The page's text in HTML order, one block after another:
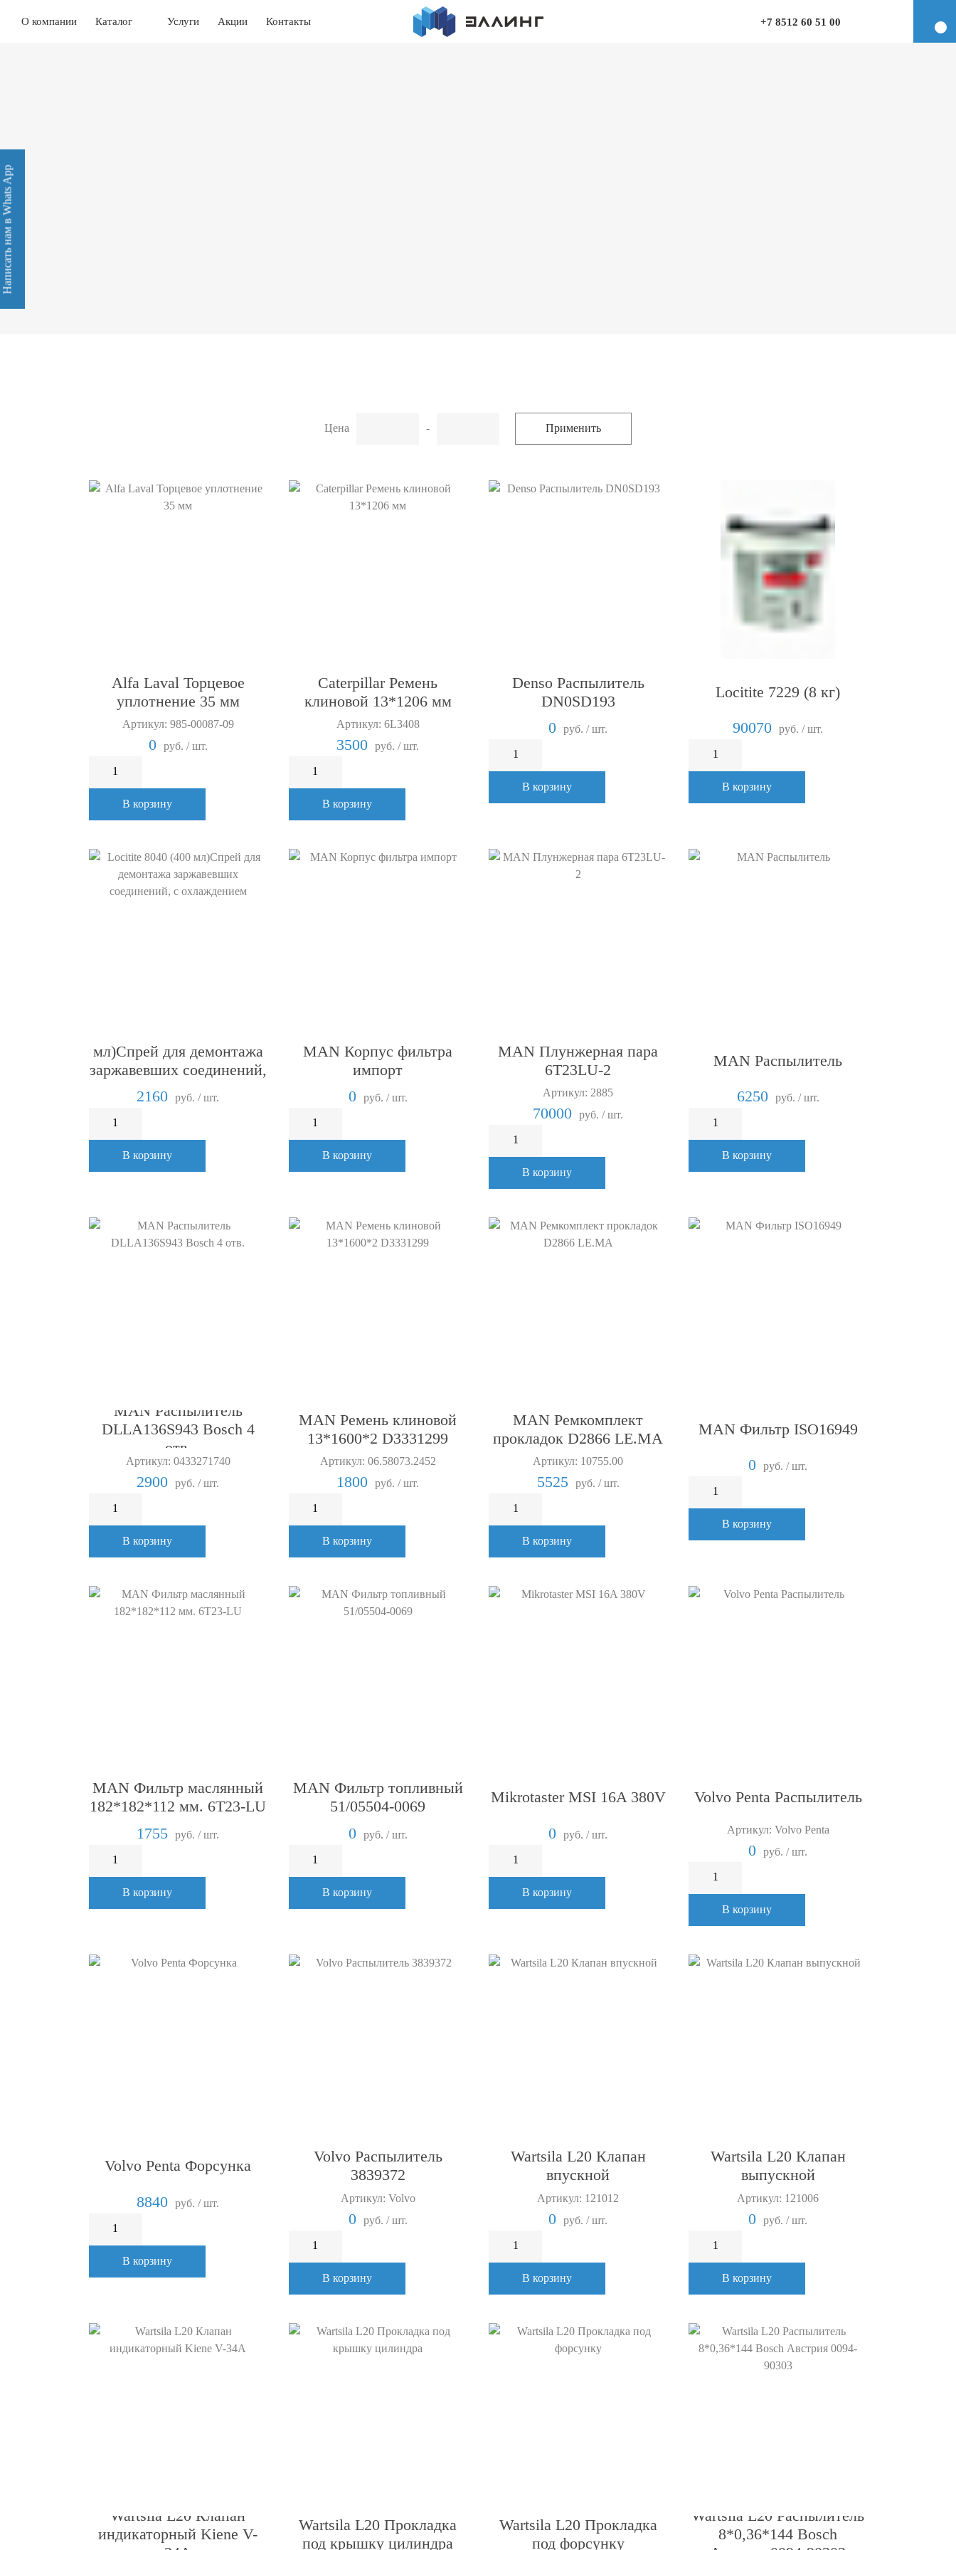
О компании Каталог Услуги Акции Контакты +7 8512 60 51 00
Цена - Применить
Alfa Laval Торцевое
уплотнение 35 мм
Артикул: 985-00087-09
0 руб. / шт.
В корзину
Caterpillar Ремень
клиновой 13*1206 мм
Артикул: 6L3408
3500 руб. / шт.
В корзину
Denso Распылитель
DN0SD193
0 руб. / шт.
В корзину
Locitite 7229 (8 кг)
90070 руб. / шт.
В корзину
мл)Спрей для демонтажа
заржавевших соединений,
с охлаждением
2160 руб. / шт.
В корзину
MAN Корпус фильтра
импорт
0 руб. / шт.
В корзину
MAN Плунжерная пара
6T23LU-2
Артикул: 2885
70000 руб. / шт.
В корзину
MAN Распылитель
6250 руб. / шт.
В корзину
MAN Распылитель
DLLA136S943 Bosch 4
отв.
Артикул: 0433271740
2900 руб. / шт.
В корзину
MAN Ремень клиновой
13*1600*2 D3331299
Артикул: 06.58073.2452
1800 руб. / шт.
В корзину
MAN Ремкомплект
прокладок D2866 LE.MA
Артикул: 10755.00
5525 руб. / шт.
В корзину
MAN Фильтр ISO16949
0 руб. / шт.
В корзину
MAN Фильтр маслянный
182*182*112 мм. 6T23-LU
1755
руб. / шт.
В корзину
MAN Фильтр топливный
51/05504-0069
0 руб. / шт.
В корзину
Mikrotaster MSI 16A 380V
0 руб. / шт.
В корзину
Volvo Penta Распылитель
Артикул: Volvo Penta
0 руб. / шт.
В корзину
Volvo Penta Форсунка
8840 руб. / шт.
В корзину
Volvo Распылитель
3839372
Артикул: Volvo
0 руб. / шт.
В корзину
Wartsila L20 Клапан
впускной
Артикул: 121012
0 руб. / шт.
В корзину
Wartsila L20 Клапан
выпускной
Артикул: 121006
0 руб. / шт.
В корзину
Wartsila L20 Клапан
индикаторный Kiene V-
Wartsila L20 Прокладка
под крышку цилиндра
Wartsila L20 Прокладка
под форсунку
Wartsila L20 Распылитель
8*0,36*144 Bosch
Написать нам в Whats App